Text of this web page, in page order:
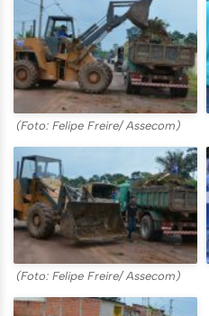
(Foto: Felipe Freire/ Assecom)
(Foto: Felipe Freire/ Assecom)